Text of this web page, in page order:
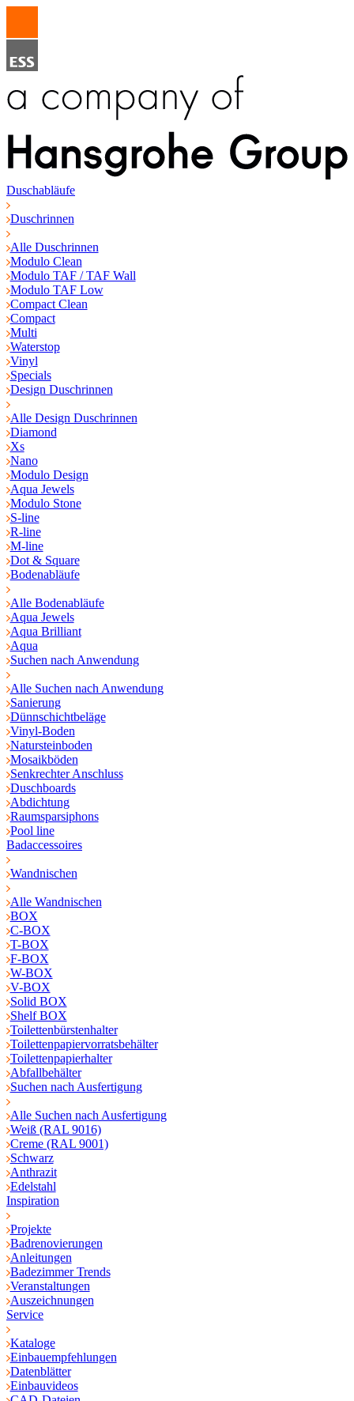
Duschabläufe
Duschrinnen
Alle Duschrinnen
Modulo Clean
Modulo TAF / TAF Wall
Modulo TAF Low
Compact Clean
Compact
Multi
Waterstop
Vinyl
Specials
Design Duschrinnen
Alle Design Duschrinnen
Diamond
Xs
Nano
Modulo Design
Aqua Jewels
Modulo Stone
S-line
R-line
M-line
Dot & Square
Bodenabläufe
Alle Bodenabläufe
Aqua Jewels
Aqua Brilliant
Aqua
Suchen nach Anwendung
Alle Suchen nach Anwendung
Sanierung
Dünnschichtbeläge
Vinyl-Boden
Natursteinboden
Mosaikböden
Senkrechter Anschluss
Duschboards
Abdichtung
Raumsparsiphons
Pool line
Badaccessoires
Wandnischen
Alle Wandnischen
BOX
C-BOX
T-BOX
F-BOX
W-BOX
V-BOX
Solid BOX
Shelf BOX
Toilettenbürstenhalter
Toilettenpapiervorratsbehälter
Toilettenpapierhalter
Abfallbehälter
Suchen nach Ausfertigung
Alle Suchen nach Ausfertigung
Weiß (RAL 9016)
Creme (RAL 9001)
Schwarz
Anthrazit
Edelstahl
Inspiration
Projekte
Badrenovierungen
Anleitungen
Badezimmer Trends
Veranstaltungen
Auszeichnungen
Service
Kataloge
Einbauempfehlungen
Datenblätter
Einbauvideos